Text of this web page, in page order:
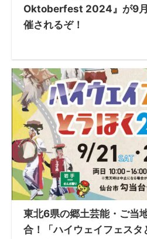
Oktoberfest 2024』が9
催されるぞ！
東北6県の郷土芸能・ご当
合！「ハイウェイフェスタ